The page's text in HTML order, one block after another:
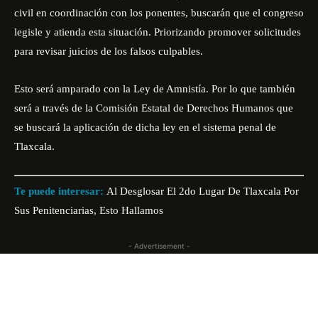
civil en coordinación con los ponentes, buscarán que el congreso
legisle y atienda esta situación. Priorizando promover solicitudes
para revisar juicios de los falsos culpables.
Esto será amparado con la Ley de Amnistía. Por lo que también
será a través de la Comisión Estatal de Derechos Humanos que
se buscará la aplicación de dicha ley en el sistema penal de
Tlaxcala.
Te puede interesar: Al Desglosar El 2do Lugar De Tlaxcala Por
Sus Penitenciarias, Esto Hallamos
- Advertisement -